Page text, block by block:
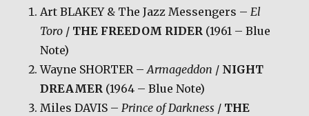
Art BLAKEY & The Jazz Messengers –El
Toro / THE FREEDOM RIDER (1961 – Blue
Note)
Wayne SHORTER –Armageddon / NIGHT
DREAMER (1964 – Blue Note)
Miles DAVIS –Prince of Darkness / THE